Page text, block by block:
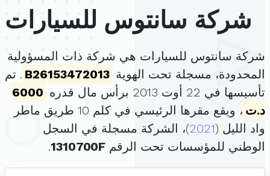
شركة سانتوس للسيارات
شركة سانتوس للسيارات هي شركة ذات المسؤولية
المحدودة، مسجلة تحت الهوية B26153472013 . تم
تأسيسها في 22 أوت 2013 برأس مال قدره
6000
د.ت
، ويقع مقرها الرئيسي في كلم 10 طريق ماطر
واد الليل (2021)، الشركة مسجلة في السجل
الوطني للمؤسسات تحت الرقم 1310700F
.